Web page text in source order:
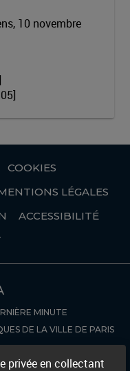
1883)
10 novembre
]
COOKIES
LÉGALES
ACCESSIBILITÉ
MINUTE
DE LA VILLE DE PARIS
privée en collectant